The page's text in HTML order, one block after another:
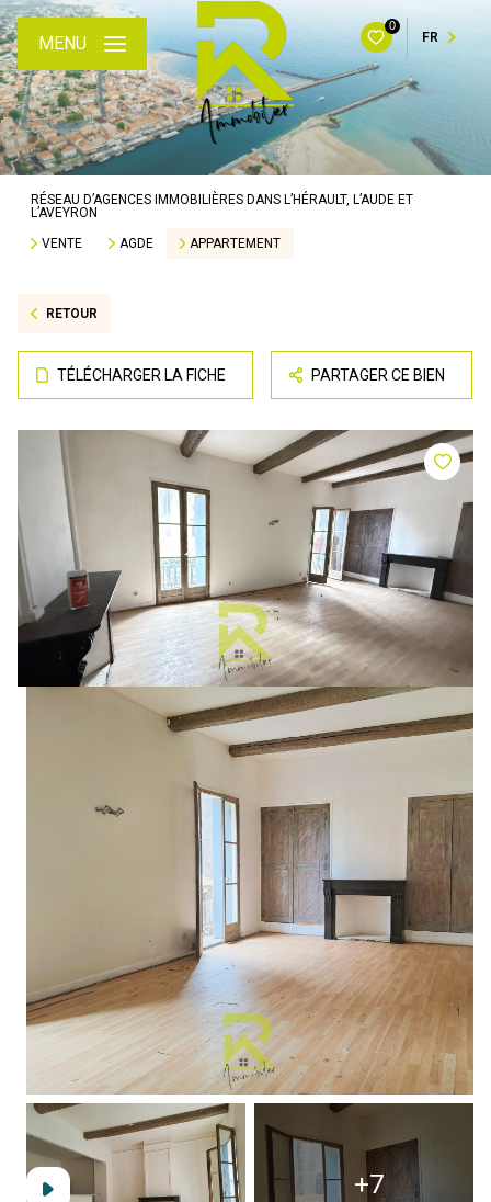
0
FR
MENU
RÉSEAU D’AGENCES IMMOBILIÈRES DANS L’HÉRAULT, L’AUDE ET
L’AVEYRON
VENTE
AGDE APPARTEMENT
RETOUR
TÉLÉCHARGER LA FICHE PARTAGER CE BIEN
+7